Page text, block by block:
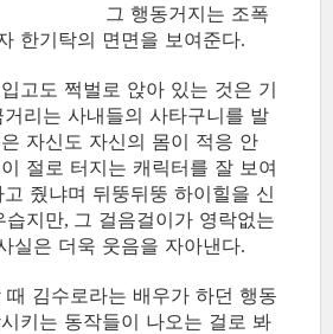
그 행동거지는 조폭
한기탁의 면면을 보여준다.
고도 쩍벌로 앉아 있는 것은 기
거리는 사내들의 사타구니를 발
자신도 자신의 몸이 적응 안
절로 터지는 캐릭터를 잘 보여
줬냐며 뒤뚱뒤뚱 하이힐을 신
습지만, 그 걸음걸이가 영락없는
실은 더욱 웃음을 자아낸다.
김수로라는 배우가 하던 행동
키는 동작들이 나오는 걸로 봐